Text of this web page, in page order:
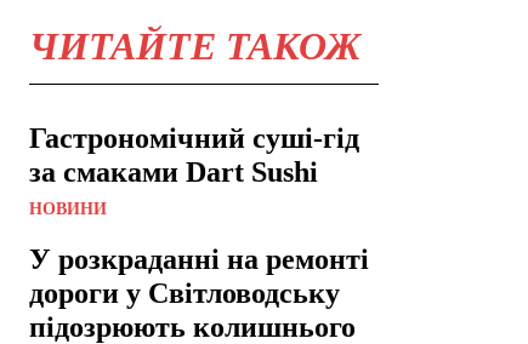
ЧИТАЙТЕ ТАКОЖ
Гастрономічний суші-гід
за смаками Dart Sushi
НОВИНИ
У розкраданні на ремонті
дороги у Світловодську
підозрюють колишнього